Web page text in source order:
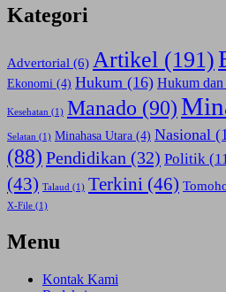
Kategori
Advertorial (6) Artikel (191)
Ekonomi (4) Hukum (16) Hukum
Kesehatan (1) Manado (90)
Selatan (1) Minahasa Utara (4) Nasional
(88) Pendidikan (32) Politik
(43) Talaud (1) Terkini (46)
X-File (1)
Menu
Kontak Kami